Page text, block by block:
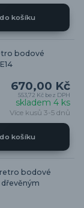
košíku
bodové
670,00 Kč
553,72 Kč bez DPH
skladem 4 ks
Více kusů 3-5 dnů
košíku
retro bodové